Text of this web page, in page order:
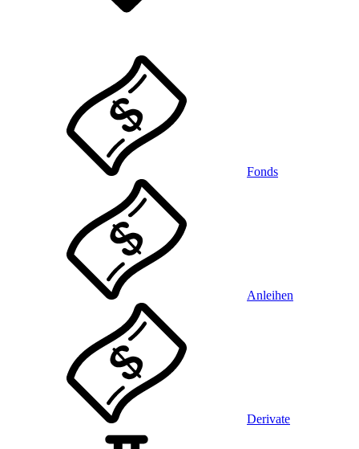
Fonds
Anleihen
Derivate